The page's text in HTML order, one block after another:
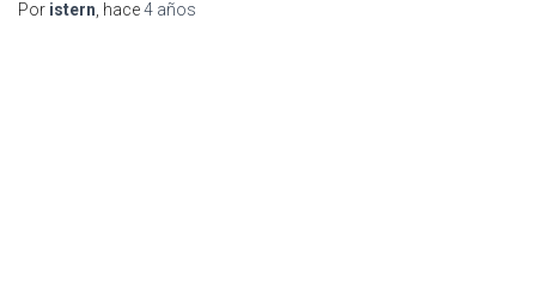
Por istern , hace4 años